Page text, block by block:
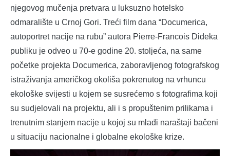
njegovog mučenja pretvara u luksuzno hotelsko
odmaralište u Crnoj Gori. Treći film dana “Documerica,
autoportret nacije na rubu” autora Pierre-Francois Dideka
publiku je odveo u 70-e godine 20. stoljeća, na same
početke projekta Documerica, zaboravljenog fotografskog
istraživanja američkog okoliša pokrenutog na vrhuncu
ekološke svijesti u kojem se susrećemo s fotografima koji
su sudjelovali na projektu, ali i s propuštenim prilikama i
trenutnim stanjem nacije u kojoj su mlađi naraštaji bačeni
u situaciju nacionalne i globalne ekološke krize.